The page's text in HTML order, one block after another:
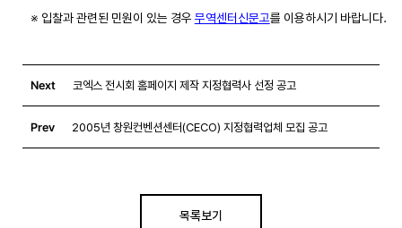
   ※ 입찰과 관련된 민원이 있는 경우
무역센터신문고
Next 코엑스 전시회 홈페이지 제작 지정협력사 선정 공고
Prev 2005년 창원컨벤션센터(CECO) 지정협력업체 모집 공고
목록보기